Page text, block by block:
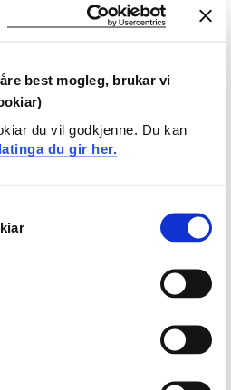
best mogleg, brukar vi
du vil godkjenne. Du kan
du gir her.
i Sogndal. Ta
råd og hjelp med:
for ansatte og studenter ved